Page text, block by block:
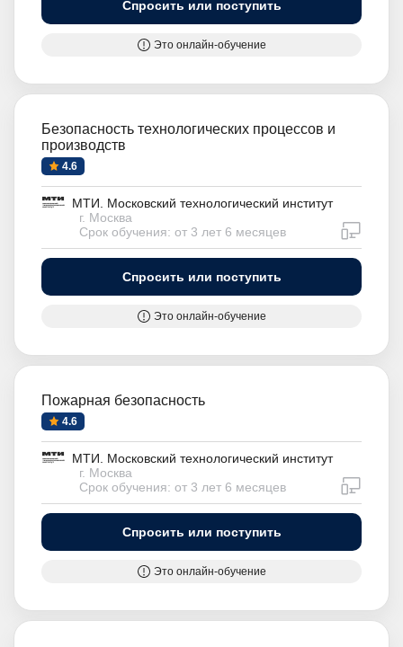
Спросить или поступить
Это онлайн-обучение
Безопасность технологических процессов и
производств
4.6
МТИ. Московский технологический институт
г. Москва
Срок обучения: от 3 лет 6 месяцев
Спросить или поступить
Это онлайн-обучение
Пожарная безопасность
4.6
МТИ. Московский технологический институт
г. Москва
Срок обучения: от 3 лет 6 месяцев
Спросить или поступить
Это онлайн-обучение